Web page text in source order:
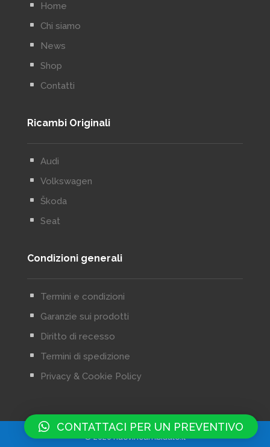
^ Home
^ Chi siamo
^ News
^ Shop
^ Contatti
Ricambi Originali
^ Audi
^ Volkswagen
^ Škoda
^ Seat
Condizioni generali
^ Termini e condizioni
^ Garanzie sui prodotti
^ Diritto di recesso
^ Termini di spedizione
^ Privacy & Cookie Policy
© 2020 nuoviricambiauto.it
CONTATTACI PER UN PREVENTIVO